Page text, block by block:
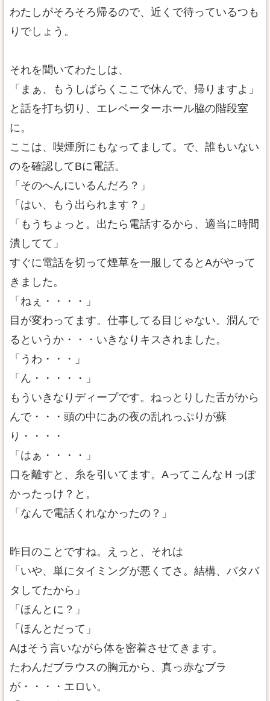
わたしがそろそろ帰るので、近くで待っているつも
りでしょう。
それを聞いてわたしは、
「まぁ、もうしばらくここで休んで、帰りますよ」
と話を打ち切り、エレベーターホール脇の階段室
に。
ここは、喫煙所にもなってまして。で、誰もいない
のを確認してBに電話。
「そのへんにいるんだろ？」
「はい、もう出られます？」
「もうちょっと。出たら電話するから、適当に時間
潰してて」
すぐに電話を切って煙草を一服してるとAがやって
きました。
「ねぇ・・・・」
目が変わってます。仕事してる目じゃない。潤んで
るというか・・・いきなりキスされました。
「うわ・・・」
「ん・・・・・」
もういきなりディープです。ねっとりした舌がから
んで・・・頭の中にあの夜の乱れっぷりが蘇
り・・・・
「はぁ・・・・」
口を離すと、糸を引いてます。AってこんなＨっぽ
かったっけ？と。
「なんで電話くれなかったの？」
昨日のことですね。えっと、それは
「いや、単にタイミングが悪くてさ。結構、バタバ
タしてたから」
「ほんとに？」
「ほんとだって」
Aはそう言いながら体を密着させてきます。
たわんだブラウスの胸元から、真っ赤なブラ
が・・・・エロい。